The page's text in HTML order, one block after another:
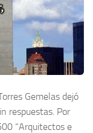
Gemelas dejó
respuestas. Por
“Arquitectos e